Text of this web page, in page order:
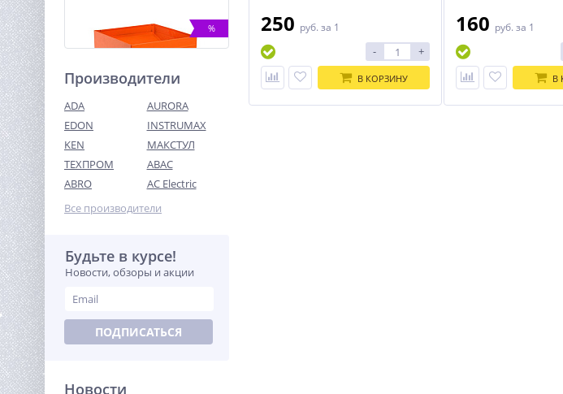
%
Измельчитель кормов
ВИХРЬ ИК 3 в 1
6 760
Производители
ADA
AURORA
EDON
INSTRUMAX
KEN
МАКСТУЛ
ТЕХПРОМ
ABAC
ABRO
AC Electric
Все производители
Будьте в курсе!
Новости, обзоры и акции
ПОДПИСАТЬСЯ
Новости
250 руб. за 1
- +
В КОРЗИНУ
160 руб. за 1
В